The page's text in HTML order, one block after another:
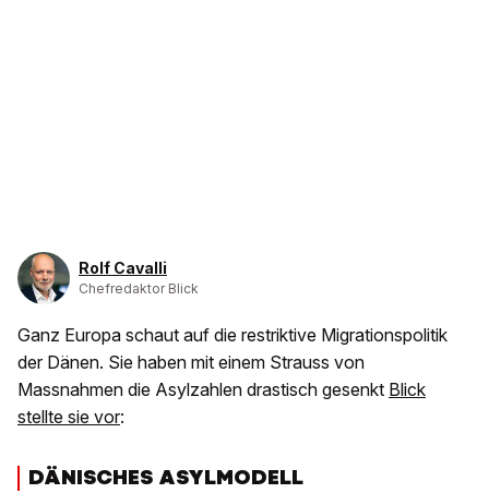
Rolf Cavalli
Chefredaktor Blick
Ganz Europa schaut auf die restriktive Migrationspolitik
der Dänen. Sie haben mit einem Strauss von
Massnahmen die Asylzahlen drastisch gesenkt Blick
stellte sie vor:
DÄNISCHES ASYLMODELL